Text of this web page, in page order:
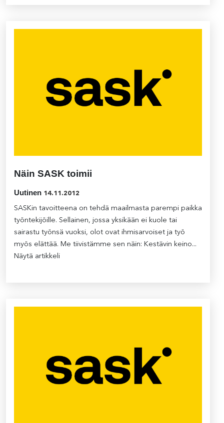
Näin SASK toimii
Uutinen 14.11.2012
SASKin tavoitteena on tehdä maailmasta parempi paikka
työntekijöille. Sellainen, jossa yksikään ei kuole tai
sairastu työnsä vuoksi, olot ovat ihmisarvoiset ja työ
myös elättää. Me tiivistämme sen näin: Kestävin keino...
Näytä artikkeli